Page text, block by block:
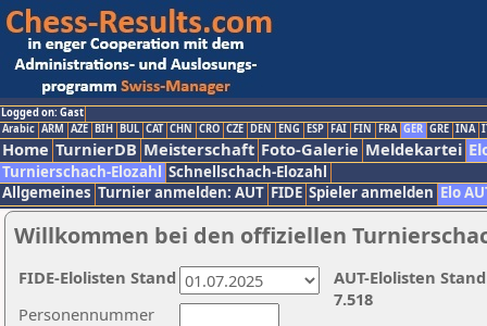
Logged on: Gast
Arabic ARM AZE BIH BUL CAT CHN CRO CZE DEN ENG ESP FAI FIN FRA GER GRE INA
Home TurnierDB Meisterschaft Foto-Galerie Meldekartei
Turnierschach-Elozahl Schnellschach-Elozahl
Allgemeines Turnier anmelden: AUT FIDE Spieler anmelden Elo
Willkommen bei den offiziellen
Personennummer
AUT-Elolisten
7.518
FIDE-Elolisten Stand